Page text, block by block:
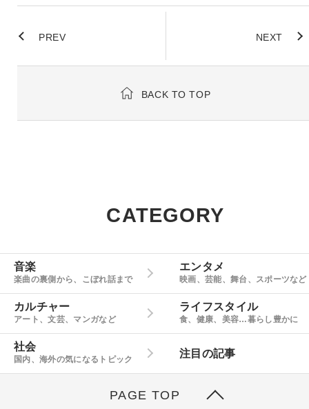
PREV NEXT
BACK TO TOP
CATEGORY
音楽
楽曲の裏側から、こぼれ話まで
エンタメ
映画、芸能、舞台、スポーツなど
カルチャー
アート、文芸、マンガなど
ライフスタイル
食、健康、美容…暮らし豊かに
社会
国内、海外の気になるトピック
注目の記事
PAGE TOP